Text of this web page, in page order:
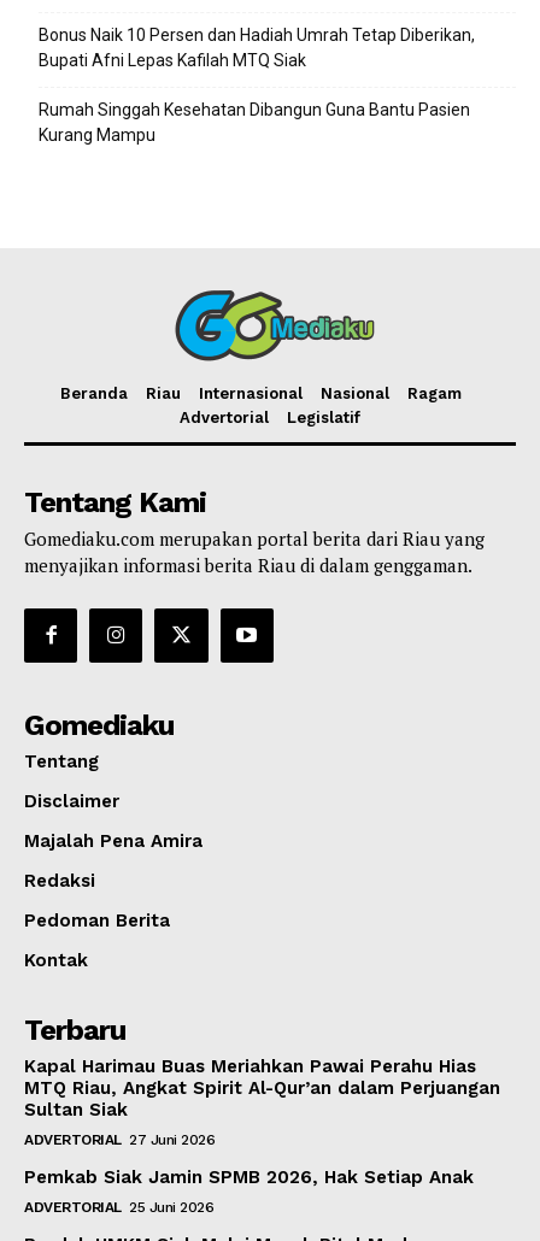
Bonus Naik 10 Persen dan Hadiah Umrah Tetap Diberikan,
Bupati Afni Lepas Kafilah MTQ Siak
Rumah Singgah Kesehatan Dibangun Guna Bantu Pasien
Kurang Mampu
Beranda Riau Internasional Nasional
Ragam
Advertorial
Legislatif
Tentang Kami
Gomediaku.com merupakan portal berita dari Riau yang
menyajikan informasi berita Riau di dalam genggaman.
Gomediaku
Tentang
Disclaimer
Majalah Pena Amira
Redaksi
Pedoman Berita
Kontak
Terbaru
Kapal Harimau Buas Meriahkan Pawai Perahu Hias
MTQ Riau, Angkat Spirit Al-Qur’an dalam Perjuangan
Sultan Siak
ADVERTORIAL 27 Juni 2026
Pemkab Siak Jamin SPMB 2026, Hak Setiap Anak
ADVERTORIAL 25 Juni 2026